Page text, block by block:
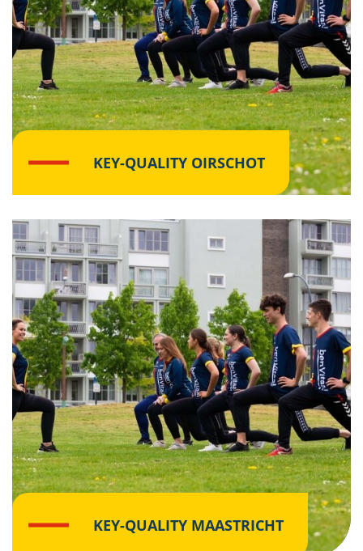
KEY-QUALITY OIRSCHOT
KEY-QUALITY MAASTRICHT